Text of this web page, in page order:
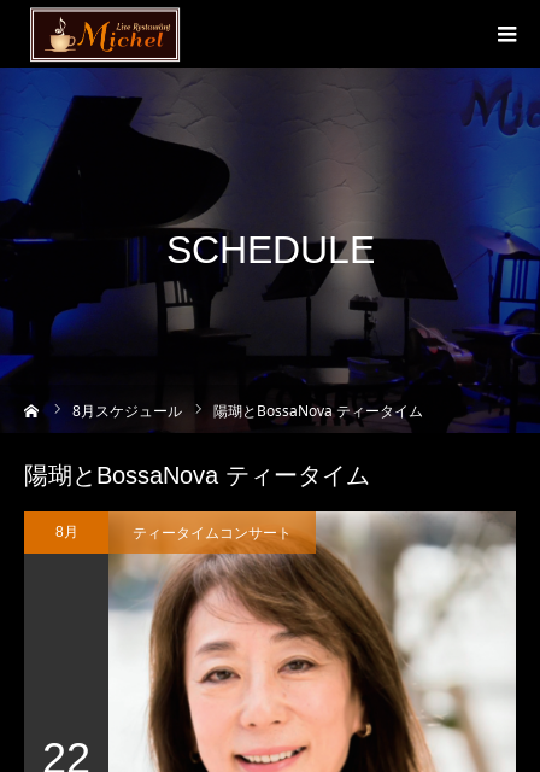
SCHEDULE
8月スケジュール 陽瑚とBossaNova ティータイム
陽瑚とBossaNova ティータイム
8月
22
ティータイムコンサート